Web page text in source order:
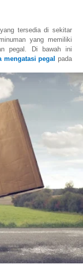
tersedia di sekitar
yang memiliki
pegal. Di bawah ini
mengatasi pegal pada